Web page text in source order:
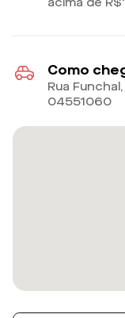
Como
Rua
04551060